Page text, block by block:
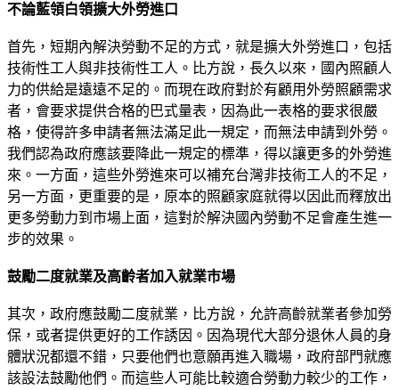
不論藍領白領擴大外勞進口
首先，短期內解決勞動不足的方式，就是擴大外勞進口，包括
技術性工人與非技術性工人。比方說，長久以來，國內照顧人
力的供給是遠遠不足的。而現在政府對於有顧用外勞照顧需求
者，會要求提供合格的巴式量表，因為此一表格的要求很嚴
格，使得許多申請者無法滿足此一規定，而無法申請到外勞。
我們認為政府應該要降此一規定的標準，得以讓更多的外勞進
來。一方面，這些外勞進來可以補充台灣非技術工人的不足，
另一方面，更重要的是，原本的照顧家庭就得以因此而釋放出
更多勞動力到市場上面，這對於解決國內勞動不足會產生進一
步的效果。
鼓勵二度就業及高齡者加入就業市場
其次，政府應鼓勵二度就業，比方說，允許高齡就業者參加勞
保，或者提供更好的工作誘因。因為現代大部分退休人員的身
體狀況都還不錯，只要他們也意願再進入職場，政府部門就應
該設法鼓勵他們。而這些人可能比較適合勞動力較少的工作，